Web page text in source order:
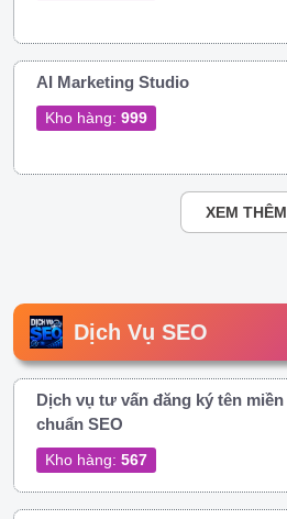
AI Marketing Studio
Kho hàng: 999
XEM THÊM
Dịch Vụ SEO
Dịch vụ tư vấn đăng ký tên miền
chuẩn SEO
Kho hàng: 567